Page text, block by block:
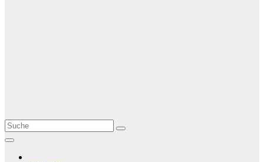
Le Matin
AGENCE DE PRESSE